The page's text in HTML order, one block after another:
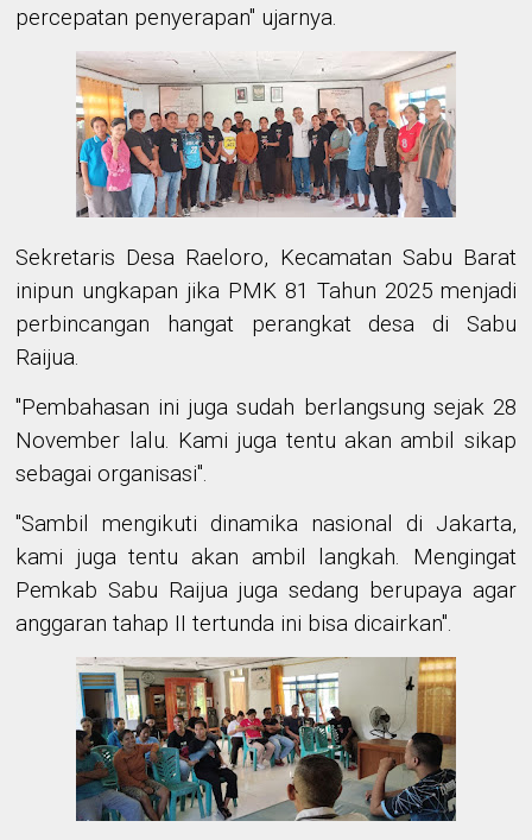
percepatan penyerapan" ujarnya.
Sekretaris Desa Raeloro, Kecamatan Sabu Barat
inipun ungkapan jika PMK 81 Tahun 2025 menjadi
perbincangan hangat perangkat desa di Sabu
Raijua.
"Pembahasan ini juga sudah berlangsung sejak 28
November lalu. Kami juga tentu akan ambil sikap
sebagai organisasi".
"Sambil mengikuti dinamika nasional di Jakarta,
kami juga tentu akan ambil langkah. Mengingat
Pemkab Sabu Raijua juga sedang berupaya agar
anggaran tahap II tertunda ini bisa dicairkan".